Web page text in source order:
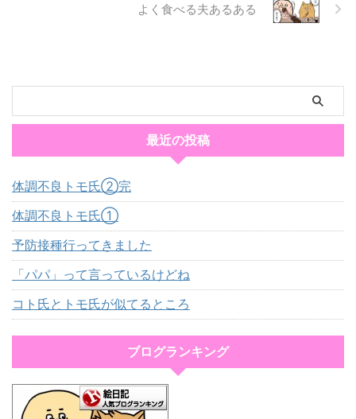
よく食べる夫あるある
最近の投稿
体調不良トモ氏②完
体調不良トモ氏①
予防接種行ってきました
「パパ」って言っているけどね
コト氏とトモ氏が似てるところ
ブログランキング